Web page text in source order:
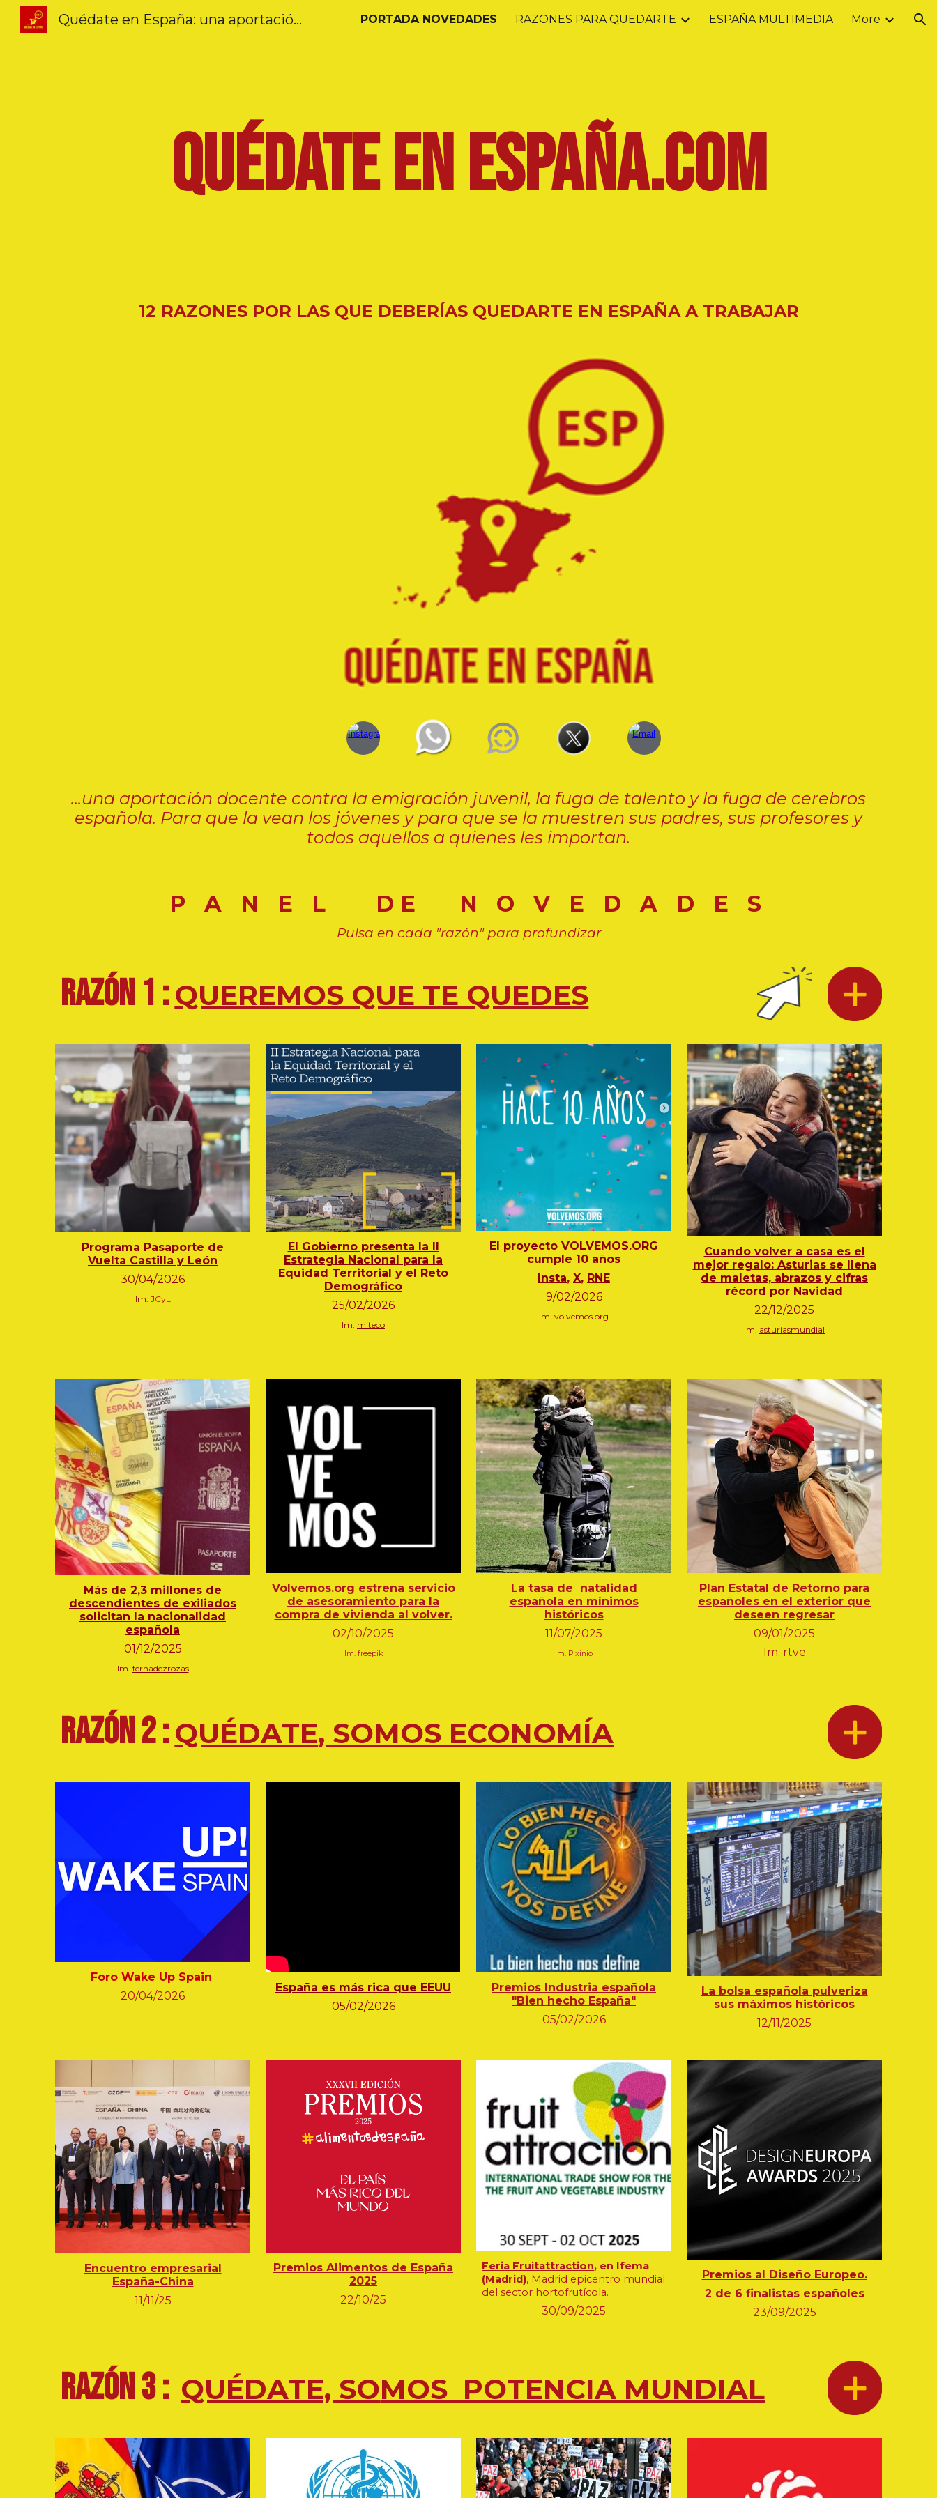
Skip to main content Skip to navigation
Quédate en España: una aportación docente contra la emigración y la fuga de cerebros españolas. PORTADA NOVEDADES RAZONES PARA QUEDARTE ESPAÑA MULTIMEDIA More
QUÉDATE EN ESPAÑA.COM
12 RAZONES POR LAS QUE DEBERÍAS QUEDARTE EN ESPAÑA A TRABAJAR
...una aportación docente contra la emigración juvenil, la fuga de talento y la fuga de cerebros
española. Para que la vean los jóvenes y para que se la muestren sus padres, sus profesores y
todos aquellos a quienes les importan.
P A N E L D E N O V E D A D E S
Pulsa en cada "razón" para profundizar
RAZÓN 1 : QUEREMOS QUE TE QUEDES
Programa Pasaporte de
Vuelta Castilla y León
30/04/2026
Im. JCyL
El Gobierno presenta la II
Estrategia Nacional para la
Equidad Territorial y el Reto
Demográfico
25/02/2026
Im. miteco
El proyecto VOLVEMOS.ORG
cumple 10 años
Insta, X, RNE
9/02/2026
Im. volvemos.org
Cuando volver a casa es el
mejor regalo: Asturias se llena
de maletas, abrazos y cifras
récord por Navidad
22/12/2025
Im. asturiasmundial
Más de 2,3 millones de
descendientes de exiliados
solicitan la nacionalidad
española
01/12/2025
Im. fernádezrozas
Volvemos.org estrena servicio
de asesoramiento para la
compra de vivienda al volver.
02/10/2025
Im. freepik
La tasa de natalidad
española en mínimos
históricos
11/07/2025
Im. Pixinio
Plan Estatal de Retorno para
españoles en el exterior que
deseen regresar
09/01/2025
Im. rtve
RAZÓN 2 : QUÉDATE, SOMOS ECONOMÍA
Foro Wake Up Spain
20/04/2026
España es más rica que EEUU
05/02/2026
Premios Industria española
"Bien hecho España"
05/02/2026
La bolsa española pulveriza
sus máximos históricos
12/11/2025
Encuentro empresarial
España-China
11/11/25
Premios Alimentos de España
2025
22/10/25
Feria Fruitattraction, en Ifema
(Madrid), Madrid epicentro mundial
del sector hortofrutícola.
30/09/2025
Premios al Diseño Europeo.
2 de 6 finalistas españoles
23/09/2025
RAZÓN 3 : QUÉDATE, SOMOS POTENCIA MUNDIAL